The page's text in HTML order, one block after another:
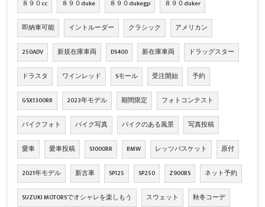
８９０cc ８９０duke ８９０dukegp ８９０duker
即納車可能 イントルーダー クラシック アメリカン
250ADV 新規在庫車両 DS400 新在庫車両 ドラッグスター
ドラスタ ワインレッド Sモール 受注開始 予約
GSX1300RR 2023年モデル 期間限定 フォトコンテスト
バイクフォト バイク写真 バイクのある風景 写真投稿
愛車 愛車投稿 S1000RR BMW レッツバスケット 原付
2021年モデル 新古車 SP125 SP250 Z900RS ネット予約
SUZUKI MOTORSでオシャレを楽しもう スウェット 秋冬コーデ